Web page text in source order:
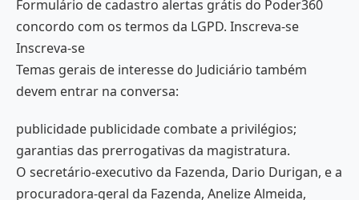
Formulário de cadastro alertas grátis do Poder360
concordo com os termos da LGPD. Inscreva-se
Inscreva-se
Temas gerais de interesse do Judiciário também
devem entrar na conversa:
publicidade publicidade combate a privilégios;
garantias das prerrogativas da magistratura.
O secretário-executivo da Fazenda, Dario Durigan, e a
procuradora-geral da Fazenda, Anelize Almeida,